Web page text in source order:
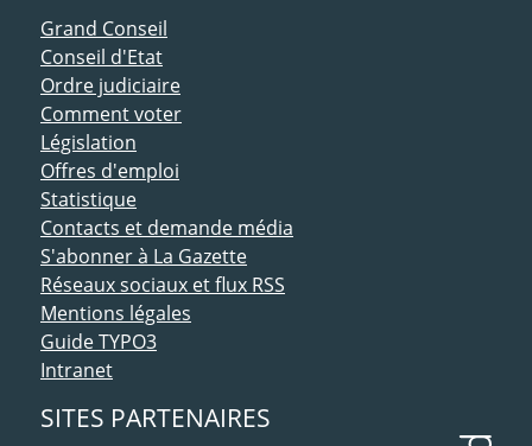
ACCÈS DIRECT
Grand Conseil
Conseil d'Etat
Ordre judiciaire
Comment voter
Législation
Offres d'emploi
Statistique
Contacts et demande média
S'abonner à La Gazette
Réseaux sociaux et flux RSS
Mentions légales
Guide TYPO3
Intranet
SITES PARTENAIRES